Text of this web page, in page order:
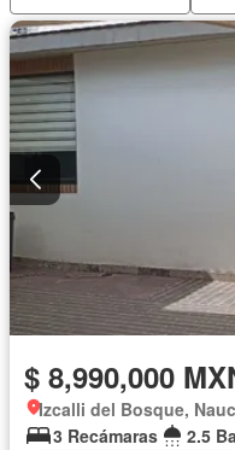
$ 8,990,000
Izcalli del Bosque,
3 Recámaras
2.5